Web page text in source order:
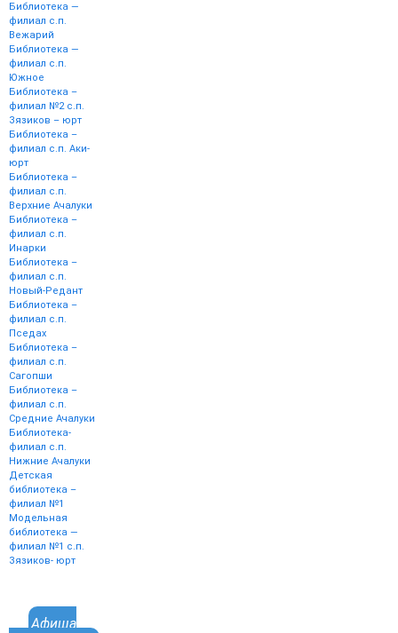
Библиотека —
филиал с.п.
Вежарий
Библиотека —
филиал с.п.
Южное
Библиотека –
филиал №2 с.п.
Зязиков – юрт
Библиотека –
филиал с.п. Аки-
юрт
Библиотека –
филиал с.п.
Верхние Ачалуки
Библиотека –
филиал с.п.
Инарки
Библиотека –
филиал с.п.
Новый-Редант
Библиотека –
филиал с.п.
Пседах
Библиотека –
филиал с.п.
Сагопши
Библиотека –
филиал с.п.
Средние Ачалуки
Библиотека-
филиал с.п.
Нижние Ачалуки
Детская
библиотека –
филиал №1
Модельная
библиотека —
филиал №1 с.п.
Зязиков- юрт
Афиша